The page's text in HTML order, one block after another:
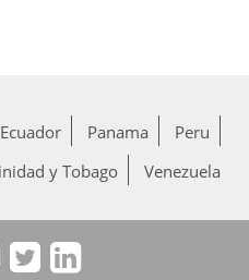
Ecuador Panama
Peru
y Tobago Venezuela